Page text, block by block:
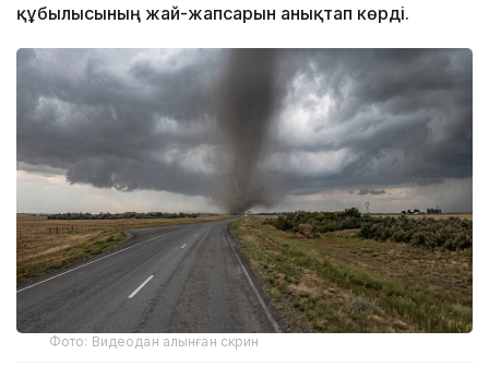
құбылысының жай-жапсарын анықтап көрді.
Фото: Видеодан алынған скрин